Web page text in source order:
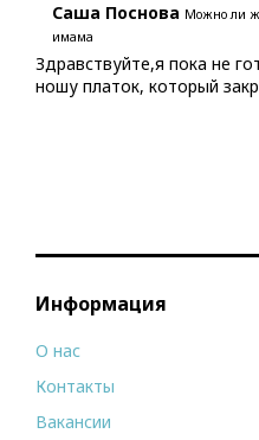
Саша Поснова Можно ли
имама
Здравствуйте,я пока не
ношу платок, который
Информация
О нас
Контакты
Вакансии